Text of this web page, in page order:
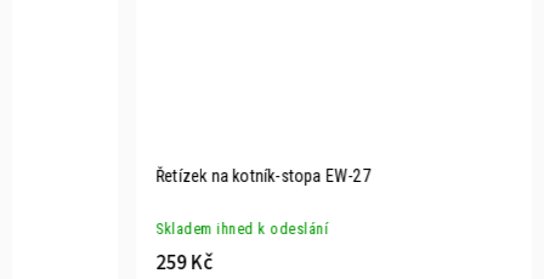
Řetízek na kotník-stopa EW-27
Skladem ihned k odeslání
259 Kč